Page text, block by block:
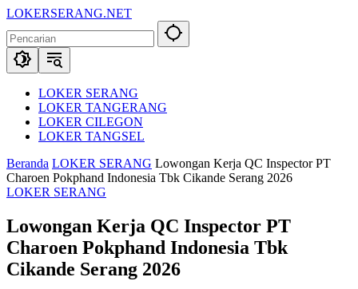
Langsung
konten
LOKERSERANG.NET
Lowongan
Kerja
Serang
SekitarnyaLOKER SERANG
LOKER TANGERANG
LOKER CILEGON
LOKER TANGSEL
Beranda LOKER SERANG Lowongan Kerja QC Inspector PT
Charoen Pokphand Indonesia Tbk Cikande Serang 2026
LOKER SERANG
Lowongan Kerja QC Inspector PT
Charoen Pokphand Indonesia Tbk
Cikande Serang 2026